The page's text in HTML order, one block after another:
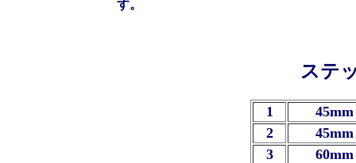
す。
ステ
1
2
3